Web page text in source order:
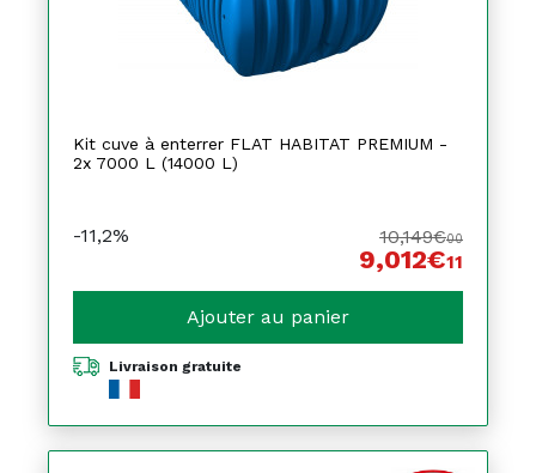
Kit cuve à enterrer FLAT HABITAT PREMIUM -
2x 7000 L (14000 L)
-11,2% 10,149€00
9,012€11
Ajouter au panier
Livraison gratuite